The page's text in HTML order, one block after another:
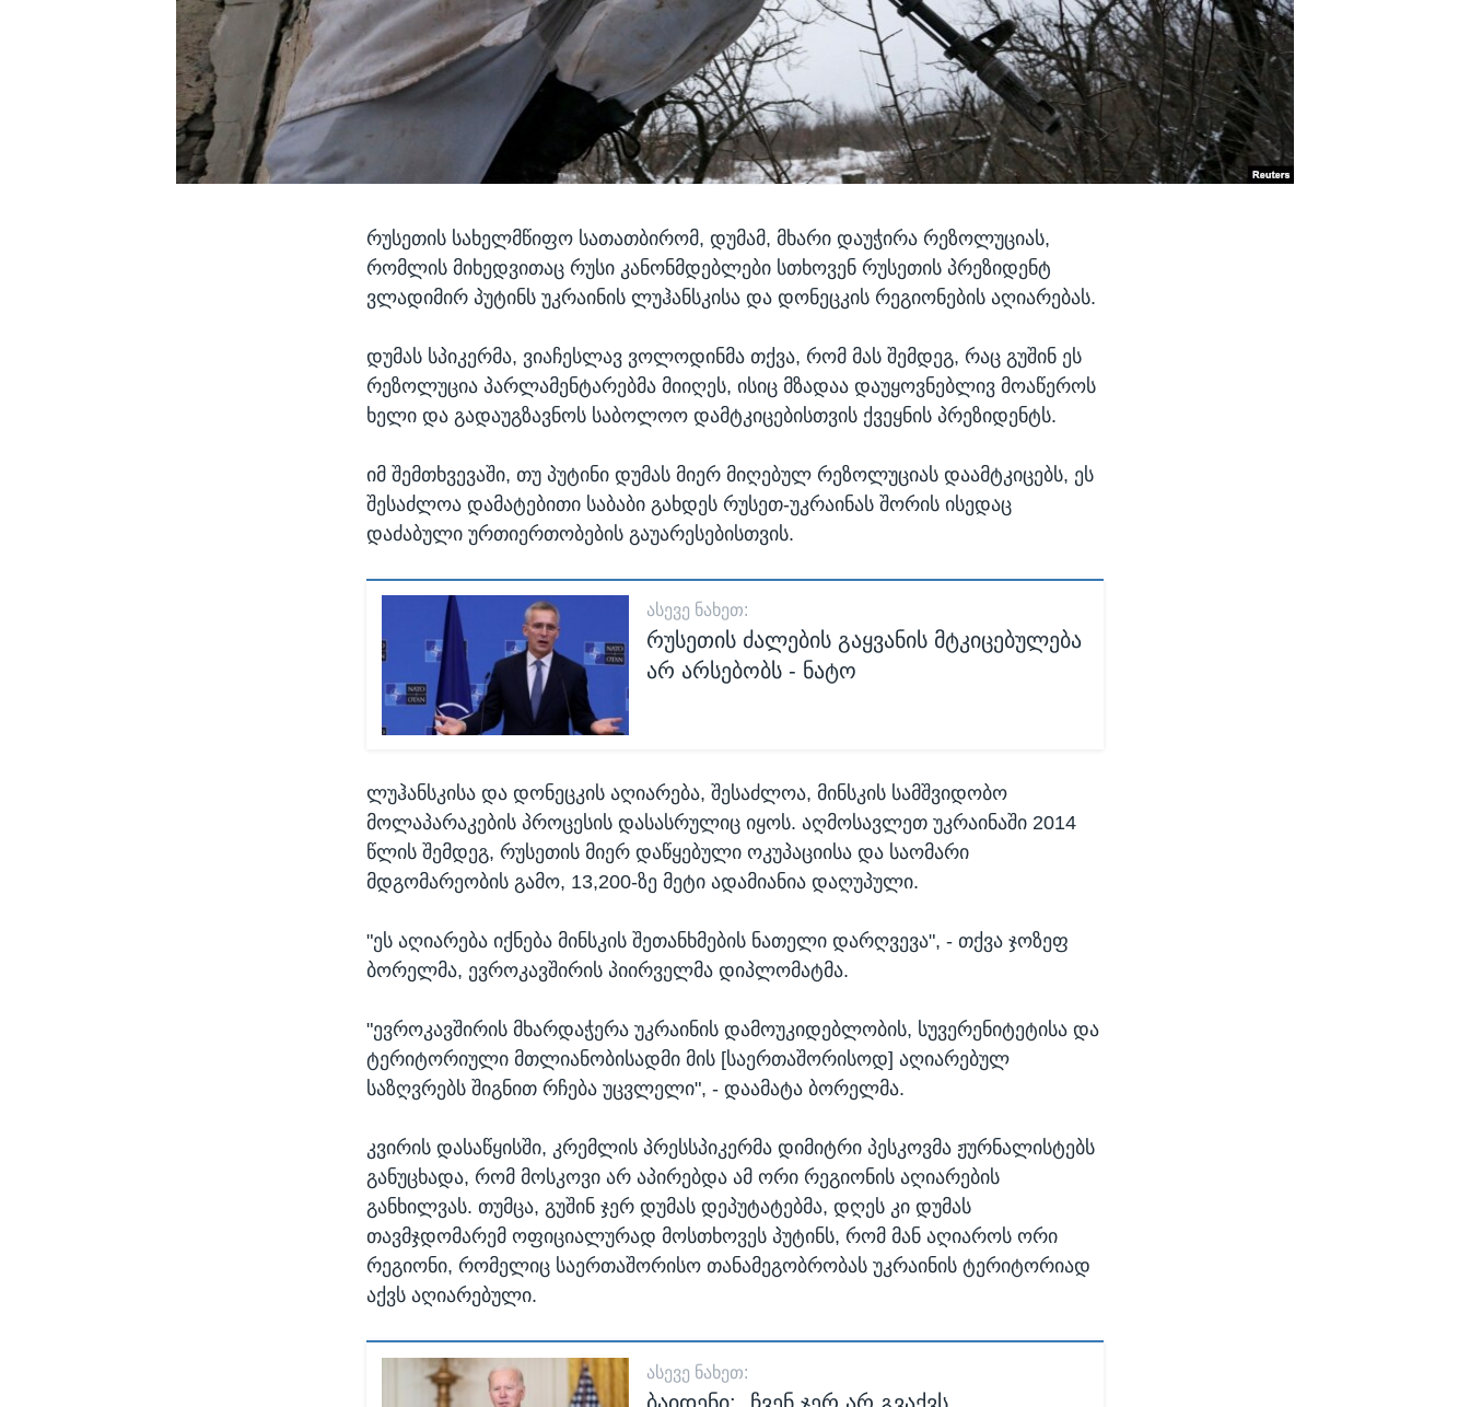
რუსეთის სახელმწიფო სათათბირომ, დუმამ, მხარი დაუჭირა რეზოლუციას,
რომლის მიხედვითაც რუსი კანონმდებლები სთხოვენ რუსეთის პრეზიდენტ
ვლადიმირ პუტინს უკრაინის ლუჰანსკისა და დონეცკის რეგიონების აღიარებას.
დუმას სპიკერმა, ვიაჩესლავ ვოლოდინმა თქვა, რომ მას შემდეგ, რაც გუშინ ეს
რეზოლუცია პარლამენტარებმა მიიღეს, ისიც მზადაა დაუყოვნებლივ მოაწეროს
ხელი და გადაუგზავნოს საბოლოო დამტკიცებისთვის ქვეყნის პრეზიდენტს.
იმ შემთხვევაში, თუ პუტინი დუმას მიერ მიღებულ რეზოლუციას დაამტკიცებს, ეს
შესაძლოა დამატებითი საბაბი გახდეს რუსეთ-უკრაინას შორის ისედაც
დაძაბული ურთიერთობების გაუარესებისთვის.
ᲐᲡᲔᲕᲔ ᲜᲐᲮᲔᲗ:
რუსეთის ძალების გაყვანის მტკიცებულება
არ არსებობს - ნატო
ლუჰანსკისა და დონეცკის აღიარება, შესაძლოა, მინსკის სამშვიდობო
მოლაპარაკების პროცესის დასასრულიც იყოს. აღმოსავლეთ უკრაინაში 2014
წლის შემდეგ, რუსეთის მიერ დაწყებული ოკუპაციისა და საომარი
მდგომარეობის გამო, 13,200-ზე მეტი ადამიანია დაღუპული.
"ეს აღიარება იქნება მინსკის შეთანხმების ნათელი დარღვევა", - თქვა ჯოზეფ
ბორელმა, ევროკავშირის პიირველმა დიპლომატმა.
"ევროკავშირის მხარდაჭერა უკრაინის დამოუკიდებლობის, სუვერენიტეტისა და
ტერიტორიული მთლიანობისადმი მის [საერთაშორისოდ] აღიარებულ
საზღვრებს შიგნით რჩება უცვლელი", - დაამატა ბორელმა.
კვირის დასაწყისში, კრემლის პრესსპიკერმა დიმიტრი პესკოვმა ჟურნალისტებს
განუცხადა, რომ მოსკოვი არ აპირებდა ამ ორი რეგიონის აღიარების
განხილვას. თუმცა, გუშინ ჯერ დუმას დეპუტატებმა, დღეს კი დუმას
თავმჯდომარემ ოფიციალურად მოსთხოვეს პუტინს, რომ მან აღიაროს ორი
რეგიონი, რომელიც საერთაშორისო თანამეგობრობას უკრაინის ტერიტორიად
აქვს აღიარებული.
ᲐᲡᲔᲕᲔ ᲜᲐᲮᲔᲗ:
ბაიდენი: „ჩვენ ჯერ არ გვაქვს